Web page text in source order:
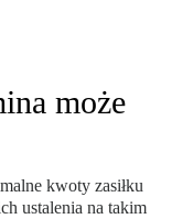
może
kwoty zasiłku
ustalenia na takim